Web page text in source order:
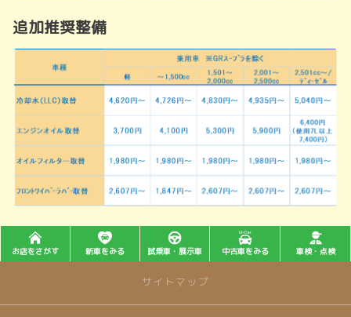
追加推奨整備
お店をさがす 新車をみる 試乗車・展示車 中古車をみる 車検・点検
サイトマップ